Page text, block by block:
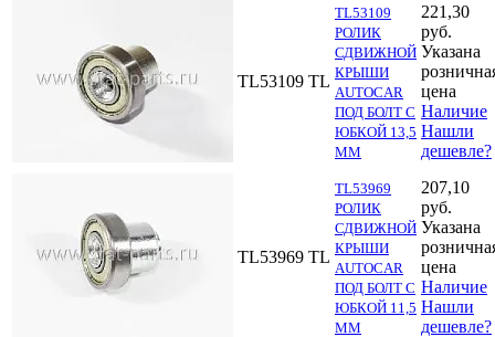
TL53109 TL
TL53109
РОЛИК
СДВИЖНОЙ
КРЫШИ
AUTOCAR
ПОД БОЛТ С
ЮБКОЙ 13,5
ММ
221,30
руб.
Указана
цена
Наличие
Нашли
дешевле?
TL53969 TL
TL53969
РОЛИК
СДВИЖНОЙ
КРЫШИ
AUTOCAR
ПОД БОЛТ С
ЮБКОЙ 11,5
ММ
207,10
руб.
Указана
цена
Наличие
Нашли
дешевле?